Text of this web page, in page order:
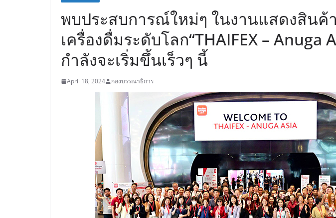
พบประสบการณ์ใหม่ๆ ในงานแสดงสินค้
เครื่องดื่มระดับโลก“THAIFEX – Anuga
กำลังจะเริ่มขึ้นเร็วๆ นี้
April 18, 2024 กองบรรณาธิการ